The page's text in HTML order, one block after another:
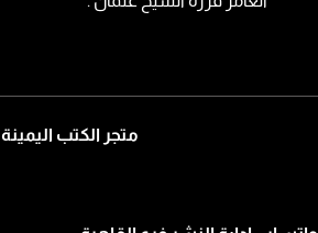
متجر الكتب اليمينة